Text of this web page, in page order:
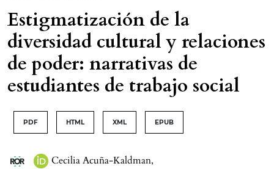
Estigmatización de la
diversidad cultural y relaciones
de poder: narrativas de
estudiantes de trabajo social
PDF HTML XML EPUB
Cecilia Acuña-Kaldman,